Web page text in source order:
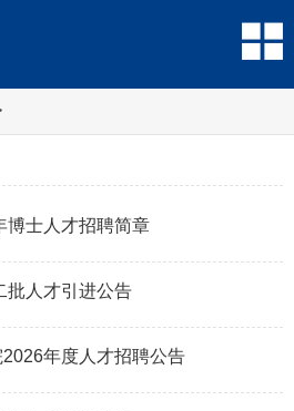
博士人才招聘简章
批人才引进公告
年度人才招聘公告